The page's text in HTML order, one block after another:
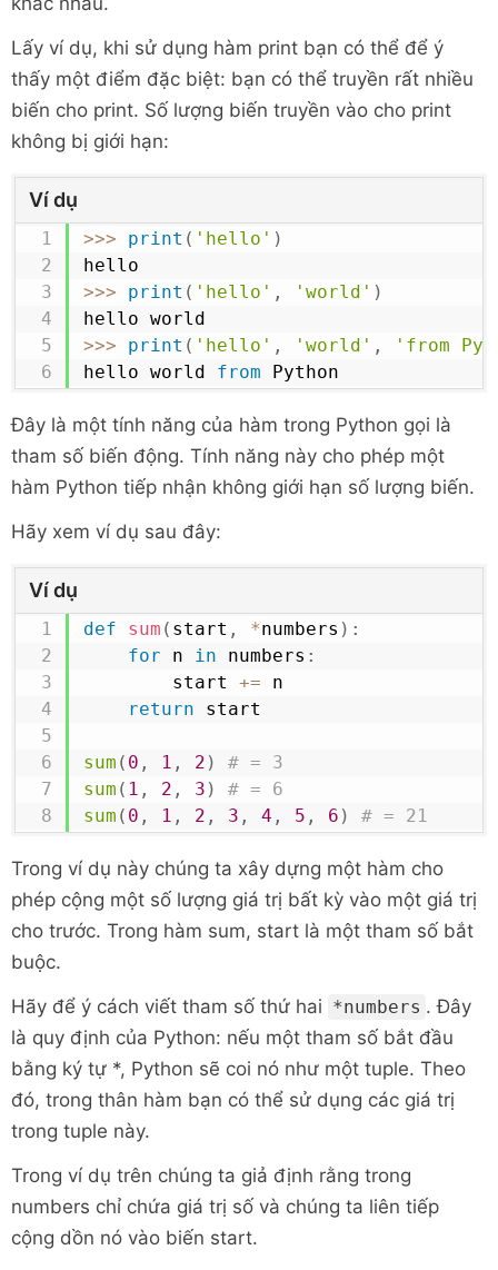
Lấy ví dụ, khi sử dụng hàm print bạn có thể để ý
thấy một điểm đặc biệt: bạn có thể truyền rất nhiều
biến cho print. Số lượng biến truyền vào cho print
không bị giới hạn:
Ví dụ
>>> print ( 'hello' )
>>> print ( 'hello' , 'world' )
>>> print ( 'hello' , 'world' ,
'from
hello world from Python
Đây là một tính năng của hàm trong Python gọi là
tham số biến động. Tính năng này cho phép một
hàm Python tiếp nhận không giới hạn số lượng biến.
Hãy xem ví dụ sau đây:
Ví dụ
def sum ( start , *numbers ) :
for n in numbers :
		start
+= n
return start
sum ( 0 , 1 , 2 )
# = 3
sum ( 1 , 2 , 3 )
# = 6
sum ( 0 , 1 , 2 , 3 , 4 , 5 , 6 ) # = 21
Trong ví dụ này chúng ta xây dựng một hàm cho
phép cộng một số lượng giá trị bất kỳ vào một giá trị
cho trước. Trong hàm sum, start là một tham số bắt
buộc.
Hãy để ý cách viết tham số thứ hai *numbers . Đây
là quy định của Python: nếu một tham số bắt đầu
bằng ký tự *, Python sẽ coi nó như một tuple. Theo
đó, trong thân hàm bạn có thể sử dụng các giá trị
trong tuple này.
Trong ví dụ trên chúng ta giả định rằng trong
numbers chỉ chứa giá trị số và chúng ta liên tiếp
cộng dồn nó vào biến start.